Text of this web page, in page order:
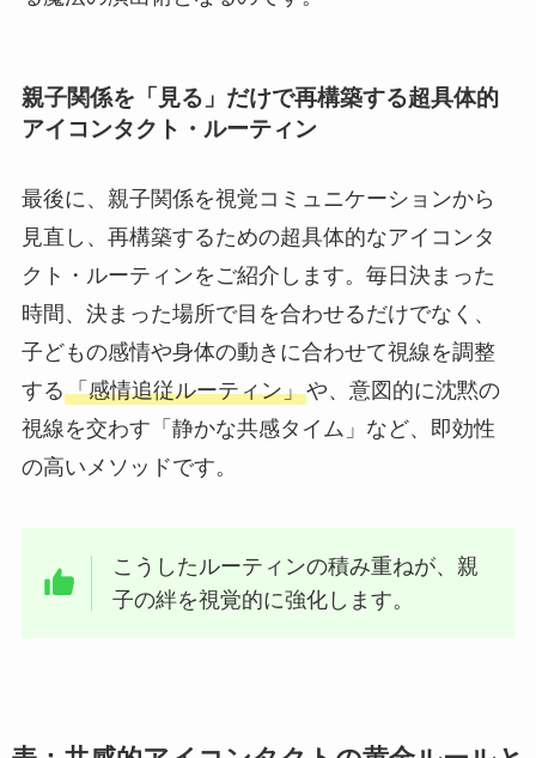
親子関係を「見る」だけで再構築する超具体的
アイコンタクト・ルーティン
最後に、親子関係を視覚コミュニケーションから
見直し、再構築するための超具体的なアイコンタ
クト・ルーティンをご紹介します。毎日決まった
時間、決まった場所で目を合わせるだけでなく、
子どもの感情や身体の動きに合わせて視線を調整
する「感情追従ルーティン」や、意図的に沈黙の
視線を交わす「静かな共感タイム」など、即効性
の高いメソッドです。
こうしたルーティンの積み重ねが、親
子の絆を視覚的に強化します。